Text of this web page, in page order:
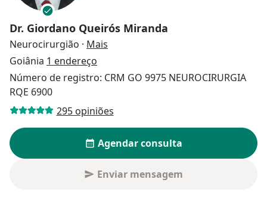
Dr. Giordano Queirós Miranda
Neurocirurgião · Mais
Goiânia 1 endereço
Número de registro: CRM GO 9975 NEUROCIRURGIA
RQE 6900
295 opiniões
Agendar consulta
Enviar mensagem